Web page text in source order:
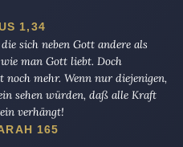
1,34
sich neben Gott andere als
man Gott liebt. Doch
noch mehr. Wenn nur diejenigen,
sehen würden, daß alle Kraft
verhängt!
165